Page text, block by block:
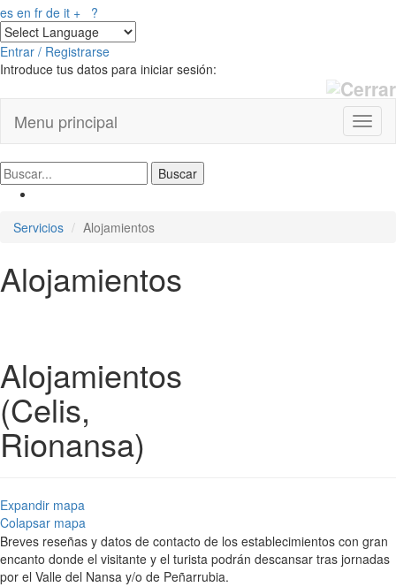
es en fr de it + ?
Entrar / Registrarse
Introduce tus datos para iniciar sesión:
Menu principal
Servicios Alojamientos
Alojamientos
Alojamientos
(Celis,
Rionansa)
Expandir mapa
Colapsar mapa
Breves reseñas y datos de contacto de los establecimientos con gran
encanto donde el visitante y el turista podrán descansar tras jornadas
por el Valle del Nansa y/o de Peñarrubia.